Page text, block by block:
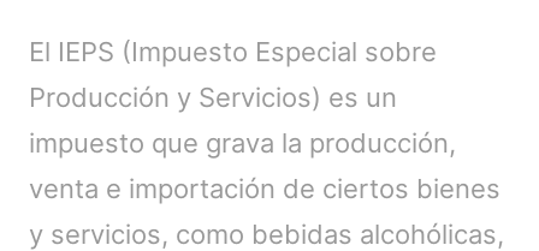
El IEPS (Impuesto Especial sobre
Producción y Servicios) es un
impuesto que grava la producción,
venta e importación de ciertos bienes
y servicios, como bebidas alcohólicas,